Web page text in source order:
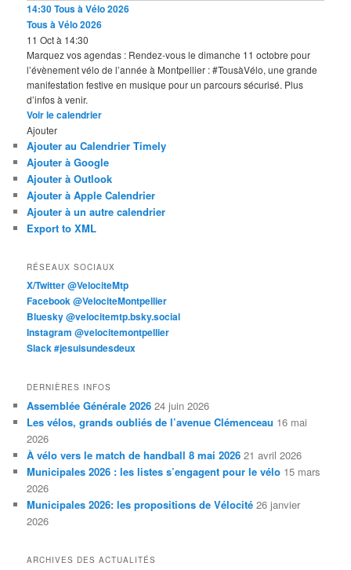
14:30Tous à Vélo 2026
Tous à Vélo 2026
11 Oct à 14:30
Marquez vos agendas : Rendez-vous le dimanche 11 octobre pour
l’évènement vélo de l’année à Montpellier : #TousàVélo, une grande
manifestation festive en musique pour un parcours sécurisé. Plus
d’infos à venir.
Voir le calendrier
Ajouter
Ajouter au Calendrier Timely
Ajouter à Google
Ajouter à Outlook
Ajouter à Apple Calendrier
Ajouter à un autre calendrier
Export to XML
RÉSEAUX SOCIAUX
X/Twitter @VelociteMtp
Facebook @VelociteMontpellier
Bluesky @velocitemtp.bsky.social
Instagram @velocitemontpellier
Slack #jesuisundesdeux
DERNIÈRES INFOS
Assemblée Générale 2026 24 juin 2026
Les vélos, grands oubliés de l’avenue Clémenceau 16 mai
2026
À vélo vers le match de handball 8 mai 2026 21 avril 2026
Municipales 2026 : les listes s’engagent pour le vélo 15 mars
2026
Municipales 2026: les propositions de Vélocité 26 janvier
2026
ARCHIVES DES ACTUALITÉS